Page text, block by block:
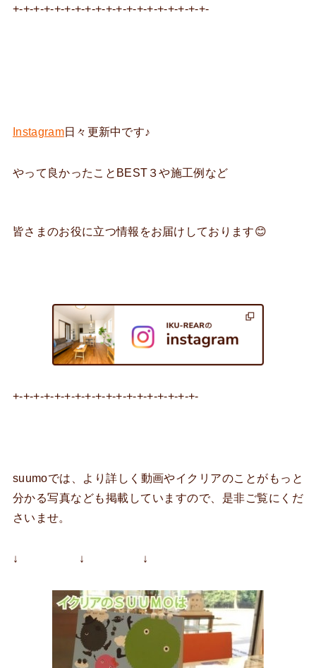
+-+-+-+-+-+-+-+-+-+-+-+-+-+-+-+-+-+-+-
Instagram日々更新中です♪
やって良かったことBEST３や施工例など
皆さまのお役に立つ情報をお届けしております😊
+-+-+-+-+-+-+-+-+-+-+-+-+-+-+-+-+-+-
suumoでは、より詳しく動画やイクリアのことがもっと
分かる写真なども掲載していますので、是非ご覧にくだ
さいませ。
↓ ↓ ↓